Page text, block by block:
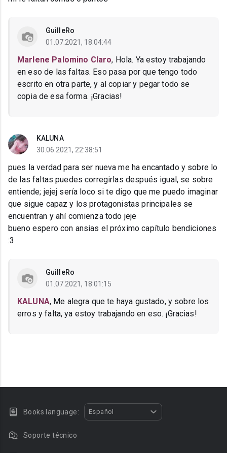
GuilleRo
01.07.2021, 18:04:44
Marlene Palomino Claro, Hola. Ya estoy trabajando
en eso de las faltas. Eso pasa por que tengo todo
escrito en otra parte, y al copiar y pegar todo se
copia de esa forma. ¡Gracias!
KALUNA
30.06.2021, 22:38:51
pues la verdad para ser nueva me ha encantado y sobre lo
de las faltas puedes corregirlas después igual, se sobre
entiende; jejej sería loco si te digo que me puedo imaginar
que sigue capaz y los protagonistas principales se
encuentran y ahí comienza todo jeje
bueno espero con ansias el próximo capítulo bendiciones
:3
GuilleRo
01.07.2021, 18:01:15
KALUNA, Me alegra que te haya gustado, y sobre los
erros y falta, ya estoy trabajando en eso. ¡Gracias!
Books language: Español
Soporte técnico